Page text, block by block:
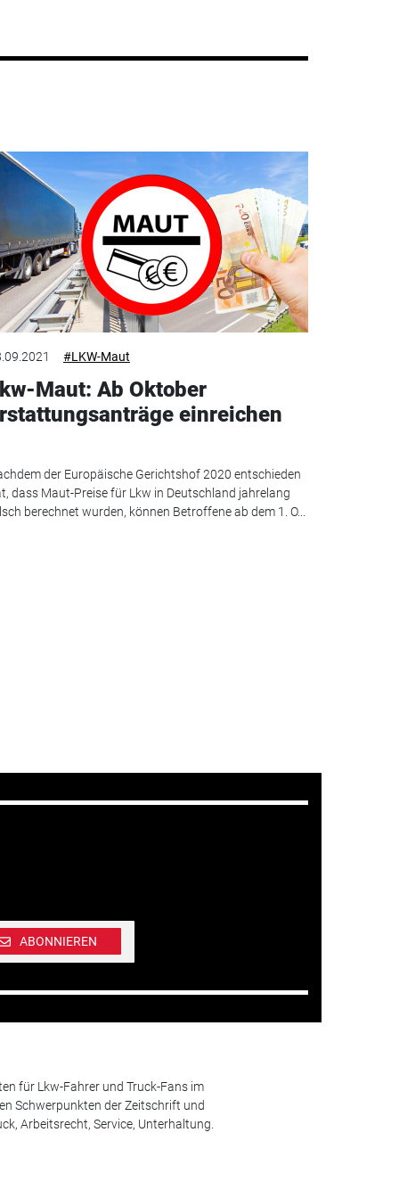
#LKW-Maut
Maut: Ab Oktober
einreichen
der Europäische Gerichtshof 2020 entschieden
dass Maut-Preise für Lkw in Deutschland jahrelang
berechnet wurden, können Betroffene ab dem 1. O...
ABONNIEREN
für Lkw-Fahrer und Truck-Fans im
Schwerpunkten der Zeitschrift und
Arbeitsrecht, Service, Unterhaltung.